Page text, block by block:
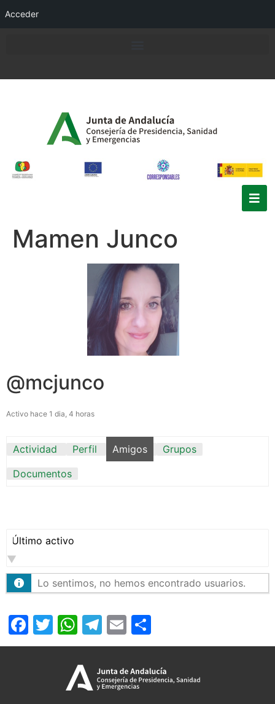
Acceder
Mamen Junco
@mcjunco
Activo hace 1 dia, 4 horas
Actividad Perfil Amigos
Grupos
Documentos
Mostrar:
Lo sentimos, no hemos encontrado usuarios.
Facebook
Twitter
WhatsApp
Telegram
Email